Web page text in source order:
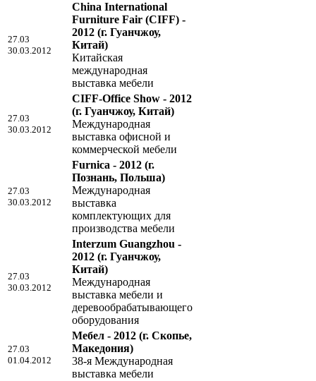
27.03
30.03.2012
China International
Furniture Fair (CIFF) -
2012 (г. Гуанчжоу,
Китай)
Китайская
международная
выставка мебели
27.03
30.03.2012
CIFF-Office Show - 2012
(г. Гуанчжоу, Китай)
Международная
выставка офисной и
коммерческой мебели
27.03
30.03.2012
Furnica - 2012 (г.
Познань, Польша)
Международная
выставка
комплектующих для
производства мебели
27.03
30.03.2012
Interzum Guangzhou -
2012 (г. Гуанчжоу,
Китай)
Mеждународная
выставка мебели и
деревообрабатывающего
оборудования
27.03
01.04.2012
Мебел - 2012 (г. Скопье,
Македония)
38-я Международная
выставка мебели